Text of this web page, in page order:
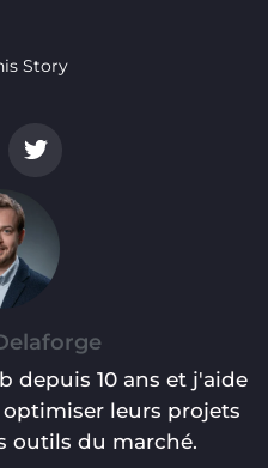
Story
depuis 10 ans et j'aide
optimiser leurs projets
outils du marché.